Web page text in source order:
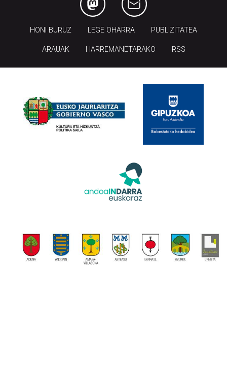
HONI BURUZ LEGE OHARRA PUBLIZITATEA
ARAUAK HARREMANETARAKO RSS